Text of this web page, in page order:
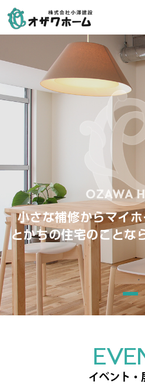
小さな補修からマイ
とかちの住宅のことな
イベント・